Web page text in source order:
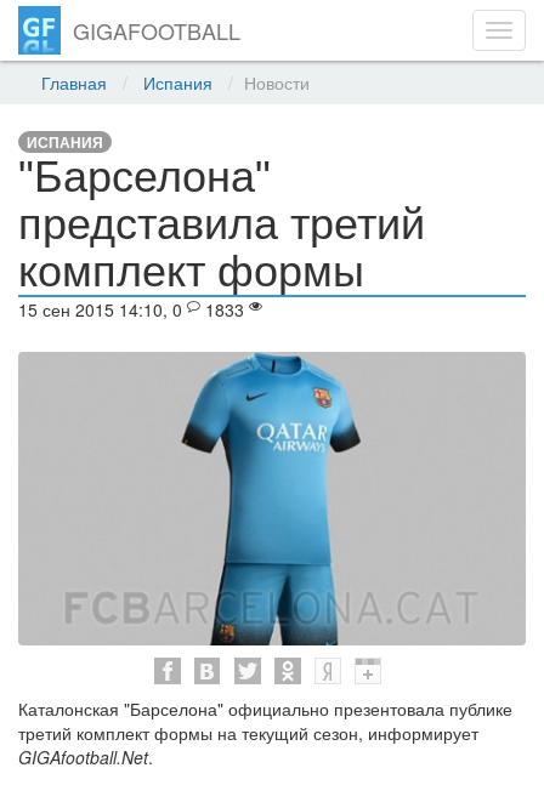
GIGAFOOTBALL
Главная Испания Новости
ИСПАНИЯ
"Барселона"
представила третий
комплект формы
15 сен 2015 14:10, 0 1833
Каталонская "Барселона" официально презентовала публике
третий комплект формы на текущий сезон, информирует
GIGAfootball.Net.